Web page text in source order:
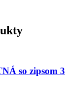
so zipsom 3